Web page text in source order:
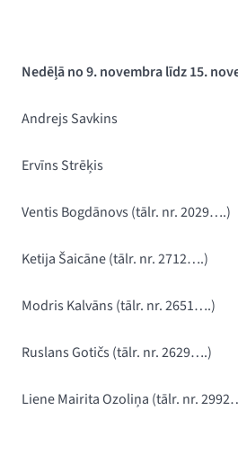
Nedēļā no 9. novembra līdz 15.
Andrejs Savkins
Ervīns Strēķis
Ventis Bogdānovs(tālr. nr. 2029….)
Ketija Šaicāne (tālr. nr. 2712….)
Modris Kalvāns (tālr. nr. 2651….)
Ruslans Gotičs (tālr. nr. 2629….)
Liene Mairita Ozoliņa (tālr. nr.